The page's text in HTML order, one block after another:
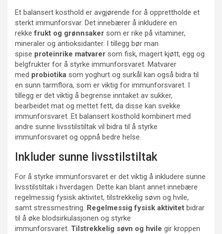
Et balansert kosthold er avgjørende for å opprettholde et
sterkt immunforsvar. Det innebærer å inkludere en
rekkefrukt og grønnsaker som er rike på vitaminer,
mineraler og antioksidanter. I tillegg bør man
spise proteinrike matvarer som fisk, magert kjøtt, egg og
belgfrukter for å styrke immunforsvaret. Matvarer
med probiotika som yoghurt og surkål kan også bidra til
en sunn tarmflora, som er viktig for immunforsvaret. I
tillegg er det viktig å begrense inntaket av sukker,
bearbeidet mat og mettet fett, da disse kan svekke
immunforsvaret. Et balansert kosthold kombinert med
andre sunne livsstilstiltak vil bidra til å styrke
immunforsvaret og oppnå bedre helse.
Inkluder sunne livsstilstiltak
For å styrke immunforsvaret er det viktig å inkludere sunne
livsstilstiltak i hverdagen. Dette kan blant annet innebære
regelmessig fysisk aktivitet, tilstrekkelig søvn og hvile,
samt stressmestring. Regelmessig fysisk aktivitet bidrar
til å øke blodsirkulasjonen og styrke
immunforsvaret. Tilstrekkelig søvn og hvile gir kroppen